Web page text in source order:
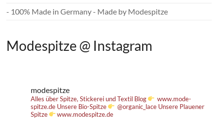
- 100% Made in Germany - Made by Modespitze
Modespitze @ Instagram
modespitze
Alles über Spitze, Stickerei und Textil Blog
www.mode-
spitze.de Unsere Bio-Spitze @organic_lace Unsere Plauener
Spitze
www.modespitze.de